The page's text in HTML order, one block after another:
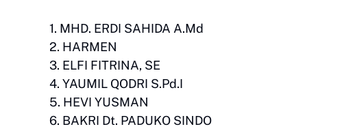
1. MHD. ERDI SAHIDA A.Md
2. HARMEN
3. ELFI FITRINA, SE
4. YAUMIL QODRI S.Pd.I
5. HEVI YUSMAN
6. BAKRI Dt. PADUKO SINDO